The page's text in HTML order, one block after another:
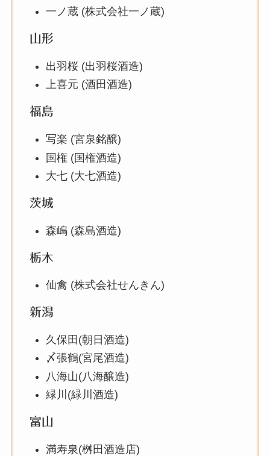
一ノ蔵 (株式会社一ノ蔵)
山形
出羽桜 (出羽桜酒造)
上喜元 (酒田酒造)
福島
写楽 (宮泉銘醸)
国権 (国権酒造)
大七 (大七酒造)
茨城
森嶋 (森島酒造)
栃木
仙禽 (株式会社せんきん)
新潟
久保田(朝日酒造)
〆張鶴(宮尾酒造)
八海山(八海醸造)
緑川(緑川酒造)
富山
満寿泉(桝田酒造店)